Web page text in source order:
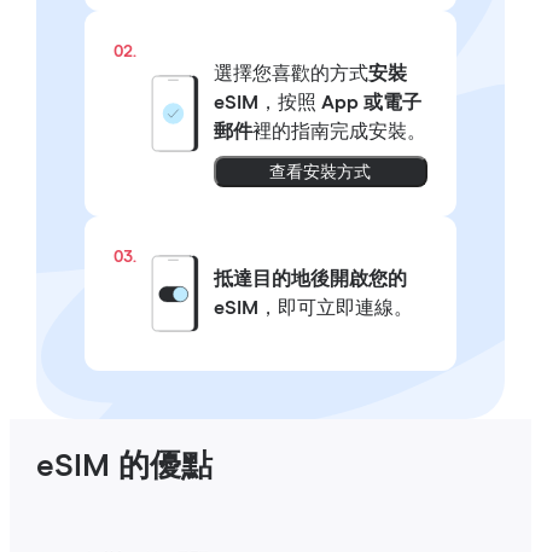
02.
選擇您喜歡的方式安裝
eSIM
，按照 App 或電子
郵件裡的指南完成安裝。
查看安裝方式
03.
抵達目的地後開啟您的
eSIM
，即可立即連線。
eSIM 的優點